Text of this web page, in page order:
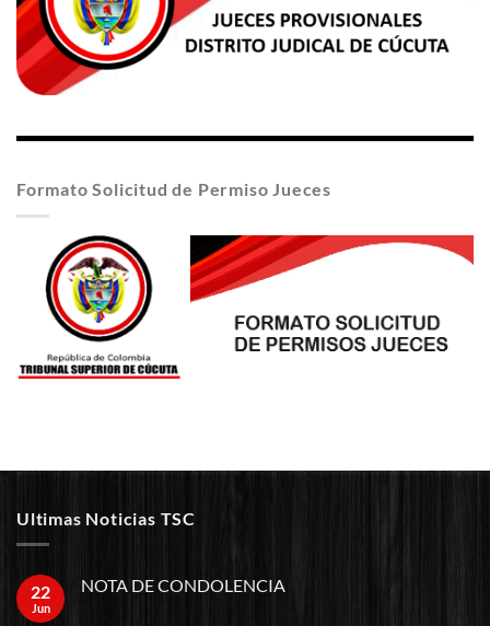
Formato Solicitud de Permiso Jueces
Ultimas Noticias TSC
22
Jun
NOTA DE CONDOLENCIA